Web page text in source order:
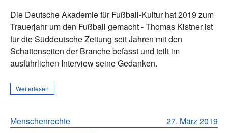
Die Deutsche Akademie für Fußball-Kultur hat 2019 zum
Trauerjahr um den Fußball gemacht - Thomas Kistner ist
für die Süddeutsche Zeitung seit Jahren mit den
Schattenseiten der Branche befasst und teilt im
ausführlichen Interview seine Gedanken.
Weiterlesen
27. März 2019
Menschenrechte